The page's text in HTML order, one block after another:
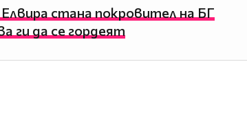
стана покровител на БГ
ги да се гордеят